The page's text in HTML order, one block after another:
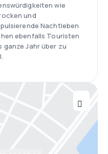
wie
und
Nachtleben
ebenfalls Touristen
ganze Jahr über zu